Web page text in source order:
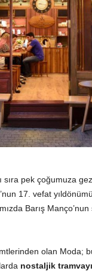
sıra pek çoğumuza
’nun 17. vefat
Barış
olan Moda;
nostaljik tramvayı